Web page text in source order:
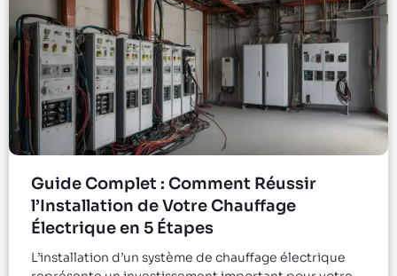
Guide Complet : Comment Réussir
l’Installation de Votre Chauffage
Électrique en 5 Étapes
L’installation d’un système de chauffage électrique